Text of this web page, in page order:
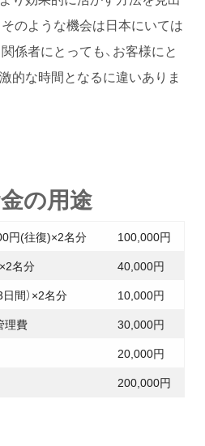
のような機会は日本にいては
係者にとっても、お客様にと
的な時間となるに違いありま
の用途
円(往復)×2名分
100,000円
名分
40,000円
間）×2名分
10,000円
理費
30,000円
20,000円
200,000円